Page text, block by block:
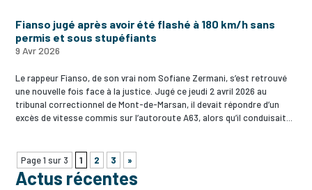
Fianso jugé après avoir été flashé à 180 km/h sans
permis et sous stupéfiants
9 Avr 2026
Le rappeur Fianso, de son vrai nom Sofiane Zermani, s’est retrouvé
une nouvelle fois face à la justice. Jugé ce jeudi 2 avril 2026 au
tribunal correctionnel de Mont-de-Marsan, il devait répondre d’un
excès de vitesse commis sur l’autoroute A63, alors qu’il conduisait...
Page 1 sur 3 1 2 3 »
Actus récentes